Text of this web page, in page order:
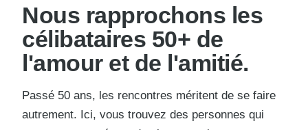
Nous rapprochons les
célibataires 50+ de
l'amour et de l'amitié.
Passé 50 ans, les rencontres méritent de se faire
autrement. Ici, vous trouvez des personnes qui